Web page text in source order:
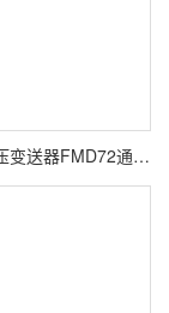
E+H电子差压变送器FMD72通4-20 mA HART精度0.075%